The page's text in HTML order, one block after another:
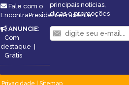
Fale com o
EncontraPresidentePrudente
ANUNCIE:
Com
destaque |
Grátis
principais notícias,
dicas e promoções
Privacidade
Sitemap